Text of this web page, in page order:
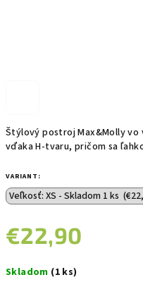
Štýlový postroj Max&Molly
vďaka H-tvaru, pričom sa
VARIANT:
€22,90
cena:
Skladom (1 ks)